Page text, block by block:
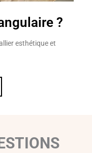
?
esthétique et